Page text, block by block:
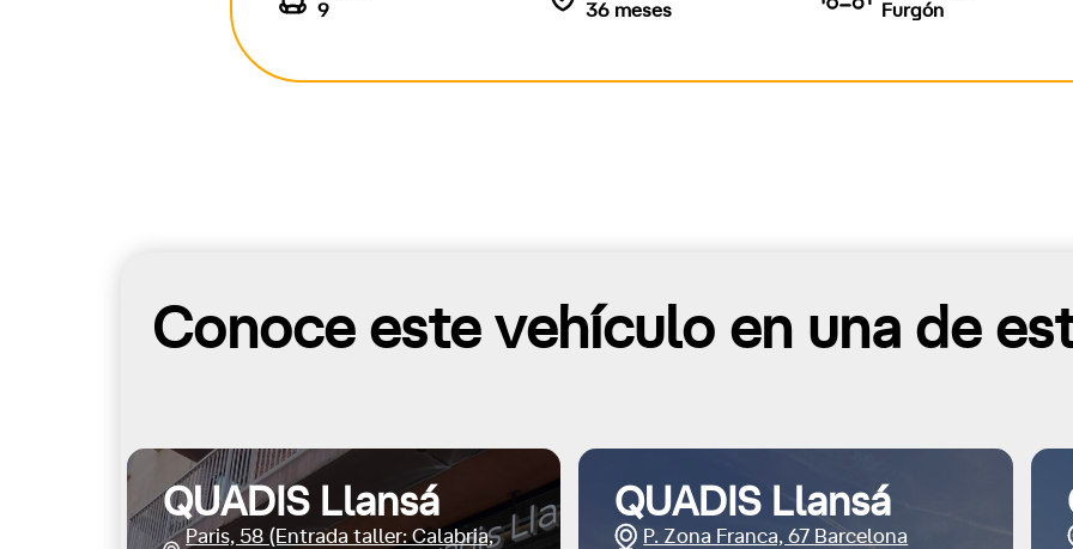
9
36 meses
Furgón
Conoce este vehículo en una de
QUADIS Llansá
Paris, 58 (Entrada taller: Calabria,
QUADIS Llansá
P. Zona Franca, 67 Barcelona